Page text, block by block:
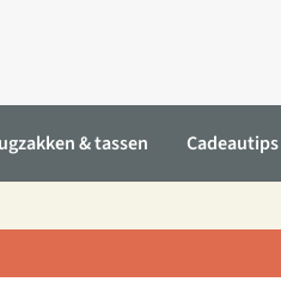
& tassen Cadeautips